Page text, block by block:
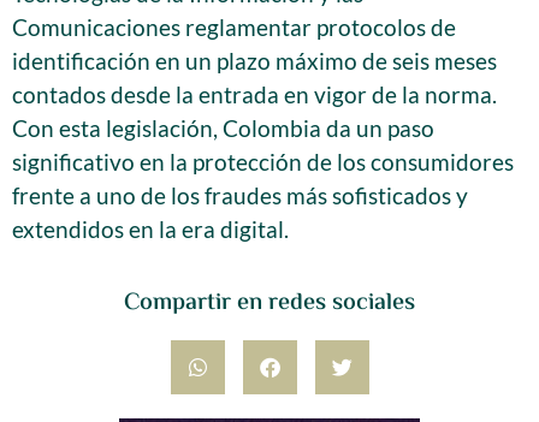
Compartir en redes sociales
Comunicaciones reglamentar protocolos de
identificación en un plazo máximo de seis meses
contados desde la entrada en vigor de la norma.
Con esta legislación, Colombia da un paso
significativo en la protección de los consumidores
frente a uno de los fraudes más sofisticados y
extendidos en la era digital.